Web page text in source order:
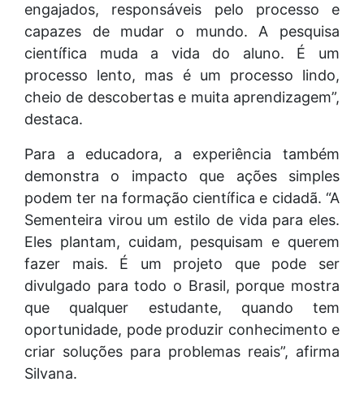
engajados, responsáveis pelo processo e
capazes de mudar o mundo. A pesquisa
científica muda a vida do aluno. É um
processo lento, mas é um processo lindo,
cheio de descobertas e muita aprendizagem”,
destaca.
Para a educadora, a experiência também
demonstra o impacto que ações simples
podem ter na formação científica e cidadã. “A
Sementeira virou um estilo de vida para eles.
Eles plantam, cuidam, pesquisam e querem
fazer mais. É um projeto que pode ser
divulgado para todo o Brasil, porque mostra
que qualquer estudante, quando tem
oportunidade, pode produzir conhecimento e
criar soluções para problemas reais”, afirma
Silvana.